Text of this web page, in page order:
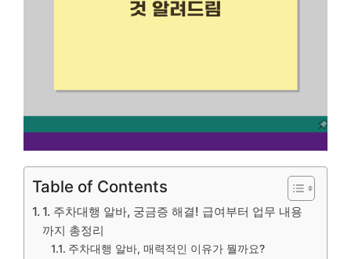
Table of Contents
1. 주차대행 알바, 궁금증 해결! 급여부터 업무 내용
까지 총정리
주차대행 알바, 매력적인 이유가 뭘까요?